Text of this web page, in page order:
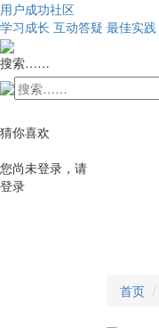
用户成功社区
学习成长 互动答疑 最佳实践
搜索……
猜你喜欢
您尚未登录，请
登录
首页